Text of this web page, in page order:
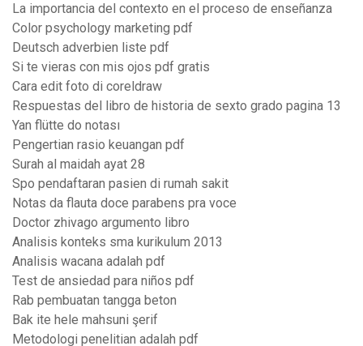
La importancia del contexto en el proceso de enseñanza
Color psychology marketing pdf
Deutsch adverbien liste pdf
Si te vieras con mis ojos pdf gratis
Cara edit foto di coreldraw
Respuestas del libro de historia de sexto grado pagina 13
Yan flütte do notası
Pengertian rasio keuangan pdf
Surah al maidah ayat 28
Spo pendaftaran pasien di rumah sakit
Notas da flauta doce parabens pra voce
Doctor zhivago argumento libro
Analisis konteks sma kurikulum 2013
Analisis wacana adalah pdf
Test de ansiedad para niños pdf
Rab pembuatan tangga beton
Bak ite hele mahsuni şerif
Metodologi penelitian adalah pdf